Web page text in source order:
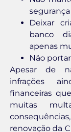
Deixar
banco
apenas
Não
Apesar de
infrações
financeiras
muitas
renovação da